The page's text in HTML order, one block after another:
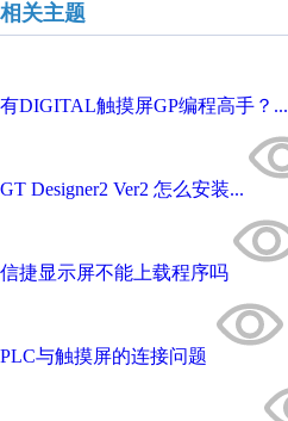
相关主题
有DIGITAL触摸屏GP编程高手？...
GT Designer2 Ver2 怎么安装...
信捷显示屏不能上载程序吗
PLC与触摸屏的连接问题